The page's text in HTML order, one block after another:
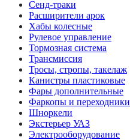
Сенд-траки
Расширители арок
Хабы колесные
Рулевое управление
Тормозная система
Трансмиссия
Тросы, стропы, такелаж
Канистры пластиковые
Фары дополнительные
Фаркопы и переходники
Шноркели
Экстерьер УАЗ
Электрооборудование